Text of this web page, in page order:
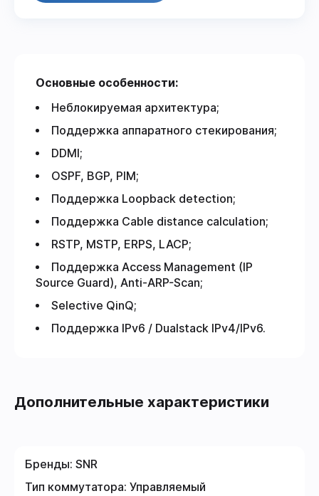
Основные особенности:
Неблокируемая архитектура;
Поддержка аппаратного стекирования;
DDMI;
OSPF, BGP, PIM;
Поддержка Loopback detection;
Поддержка Cable distance calculation;
RSTP, MSTP, ERPS, LACP;
Поддержка Access Management (IP
Source Guard), Anti-ARP-Scan;
Selective QinQ;
Поддержка IPv6 / Dualstack IPv4/IPv6.
Дополнительные характеристики
Бренды: SNR
Тип коммутатора: Управляемый